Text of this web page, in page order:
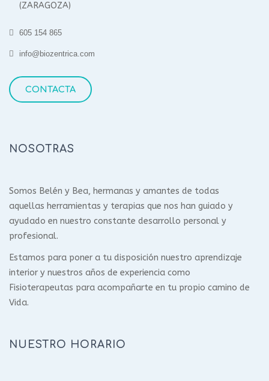
(ZARAGOZA)
605 154 865
info@biozentrica.com
CONTACTA
NOSOTRAS
Somos Belén y Bea, hermanas y amantes de todas
aquellas herramientas y terapias que nos han guiado y
ayudado en nuestro constante desarrollo personal y
profesional.
Estamos para poner a tu disposición nuestro aprendizaje
interior y nuestros años de experiencia como
Fisioterapeutas para acompañarte en tu propio camino de
Vida.
NUESTRO HORARIO